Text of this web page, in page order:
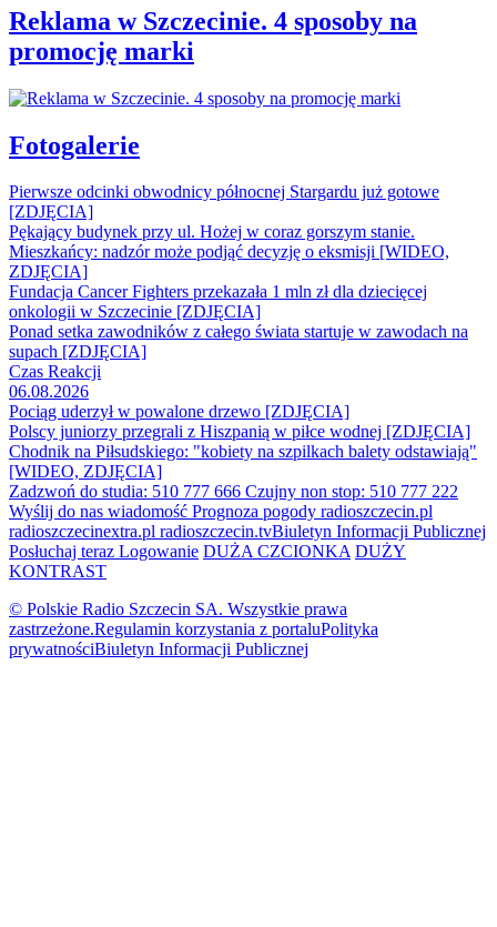
Reklama w Szczecinie. 4 sposoby na
promocję marki
Fotogalerie
Pierwsze odcinki obwodnicy północnej Stargardu już gotowe
[ZDJĘCIA]
Pękający budynek przy ul. Hożej w coraz gorszym stanie.
Mieszkańcy: nadzór może podjąć decyzję o eksmisji [WIDEO,
ZDJĘCIA]
Fundacja Cancer Fighters przekazała 1 mln zł dla dziecięcej
onkologii w Szczecinie [ZDJĘCIA]
Ponad setka zawodników z całego świata startuje w zawodach na
supach [ZDJĘCIA]
Czas Reakcji
06.08.2026
Pociąg uderzył w powalone drzewo [ZDJĘCIA]
Polscy juniorzy przegrali z Hiszpanią w piłce wodnej [ZDJĘCIA]
Chodnik na Piłsudskiego: "kobiety na szpilkach balety odstawiają"
[WIDEO, ZDJĘCIA]
Zadzwoń do studia: 510 777 666 Czujny non stop: 510 777 222
Wyślij do nas wiadomość Prognoza pogody radioszczecin.pl
radioszczecinextra.pl radioszczecin.tvBiuletyn Informacji Publicznej
Posłuchaj teraz Logowanie DUŻA CZCIONKA DUŻY
KONTRAST
© Polskie Radio Szczecin SA. Wszystkie prawa
zastrzeżone.Regulamin korzystania z portaluPolityka
prywatnościBiuletyn Informacji Publicznej